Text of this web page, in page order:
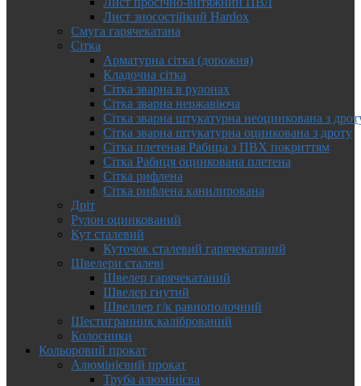
Лист зносостійкий Hardox
Смуга гарячекатана
Сітка
Арматурна сітка (дорожня)
Кладочна сітка
Сітка зварна в рулонах
Сітка зварна нержавіюча
Сітка зварна штукатурна неоцинкована з
Сітка зварна штукатурна оцинкована з дроту
Сітка плетеная Рабица з ПВХ покриттям
Сітка Рабиця оцинкована плетена
Сітка рифлена
Сітка рифлена канилирована
Дріт
Рулон оцинкований
Кут сталевий
Куточок сталевий гарячекатаний
Швелери сталеві
Швелер гарячекатаний
Швелер гнутий
Швеллер г/к равнополочний
Шестигранник калібрований
Колосники
Кольоровий прокат
Алюмінієвий прокат
Труба алюмінієва